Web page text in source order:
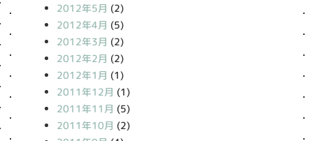
2012年5月 (2)
2012年4月 (5)
2012年3月 (2)
2012年2月 (2)
2012年1月 (1)
2011年12月 (1)
2011年11月 (5)
2011年10月 (2)